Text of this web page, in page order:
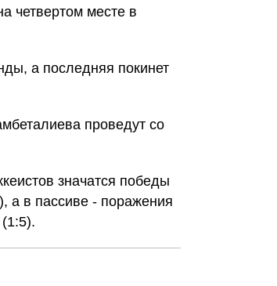
четвертом месте в
а последняя покинет
проведут со
значатся победы
а в пассиве - поражения